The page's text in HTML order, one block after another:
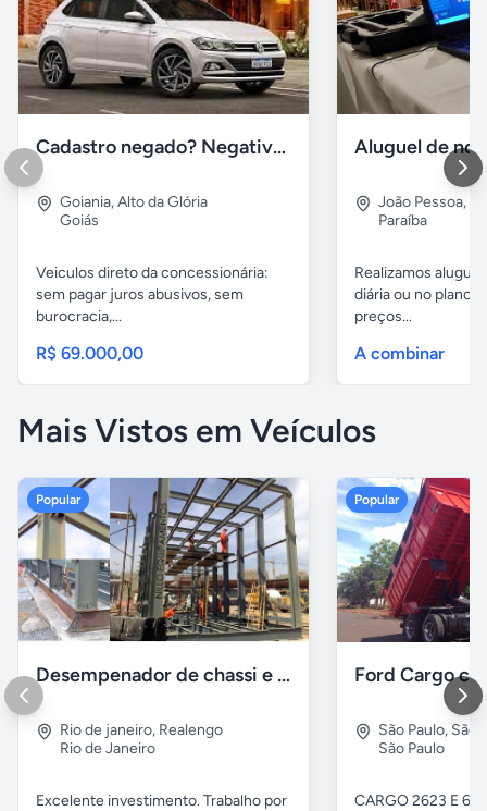
Cadastro negado? Negativado? Conheça o Plano Belcar!
Goiania,Alto da Glória
Goiás
Veiculos direto da concessionária:
sem pagar juros abusivos, sem
burocracia,...
R$ 69.000,00
João Pessoa,
Paraíba
Realizamos
diária ou no plano
preços...
A combinar
Mais Vistos em Veículos
Popular
Desempenador de chassi e caçambas basculantes
Rio de janeiro, Realengo
Rio de Janeiro
Excelente investimento. Trabalho por
Popular
São Paulo, São
São Paulo
CARGO 2623 E